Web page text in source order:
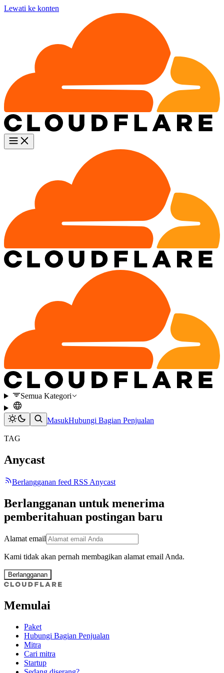
Lewati ke konten
Semua Kategori
MasukHubungi Bagian Penjualan
TAG
Anycast
Berlangganan feed RSS Anycast
Berlangganan untuk menerima
pemberitahuan postingan baru
Alamat email
Kami tidak akan pernah membagikan alamat email Anda.
Berlangganan
Memulai
Paket
Hubungi Bagian Penjualan
Mitra
Cari mitra
Startup